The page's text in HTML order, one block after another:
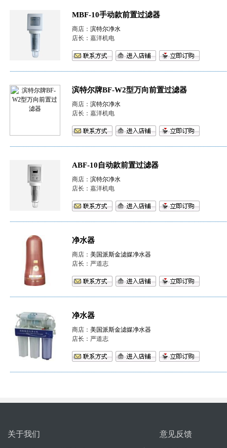
MBF-10手动款前置过滤器
商店： 滨特尔净水
店长：嘉洋机电
滨特尔牌BF-W2型万向前置过滤器
商店： 滨特尔净水
店长：嘉洋机电
ABF-10自动款前置过滤器
商店： 滨特尔净水
店长：嘉洋机电
净水器
商店： 美国派斯金滤媒净水器
店长：严道志
净水器
商店： 美国派斯金滤媒净水器
店长：严道志
关于我们 意见反馈